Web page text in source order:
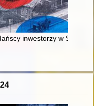
drawskiego od
inwestorzy w